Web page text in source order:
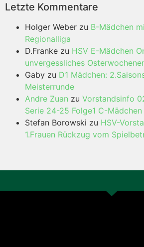
Letzte Kommentare
Holger Weber zu B-Mädchen
Regionalliga
D.Franke zu HSV E-Mädchen
unvergessliches
Gaby zu D1 Mädchen:
Meisterrunde
Andre Zuan zu Vorstandsinfo
Serie 24-25 Folge1 C-Mädchen
Stefan Borowski zu HSV-
1.Frauen Rückzug vom